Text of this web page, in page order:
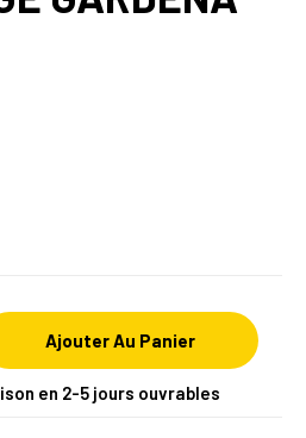
Ajouter Au Panier
en 2-5 jours ouvrables